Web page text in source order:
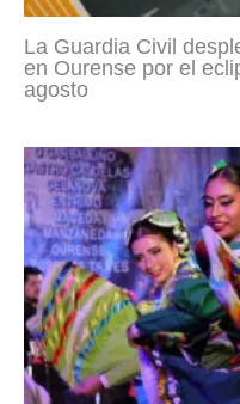
La Guardia Civil
en Ourense por el
agosto